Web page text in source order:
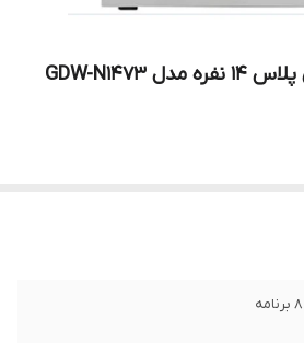
ماشین ظرفشویی جی پلاس 14 نفره مدل GDW-N1473
8 برنامه